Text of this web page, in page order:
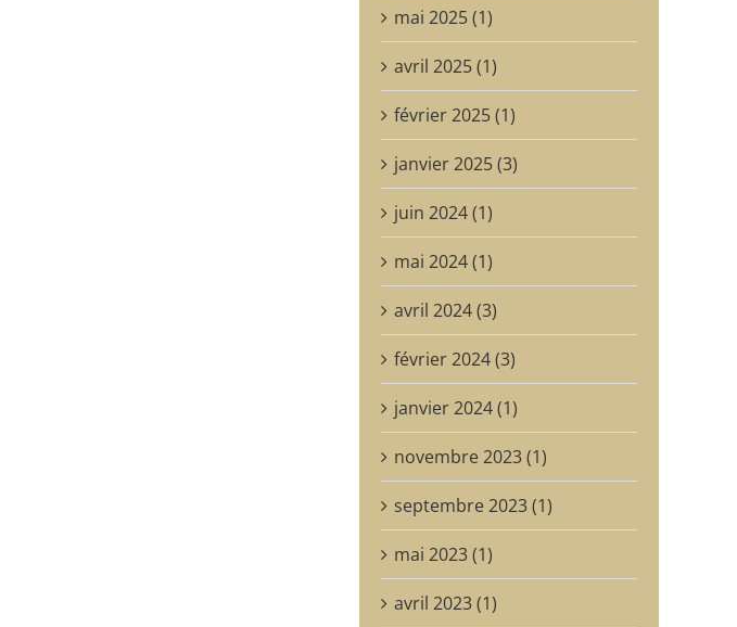
mai 2025 (1)
avril 2025 (1)
février 2025 (1)
janvier 2025 (3)
juin 2024 (1)
mai 2024 (1)
avril 2024 (3)
février 2024 (3)
janvier 2024 (1)
novembre 2023 (1)
septembre 2023 (1)
mai 2023 (1)
avril 2023 (1)